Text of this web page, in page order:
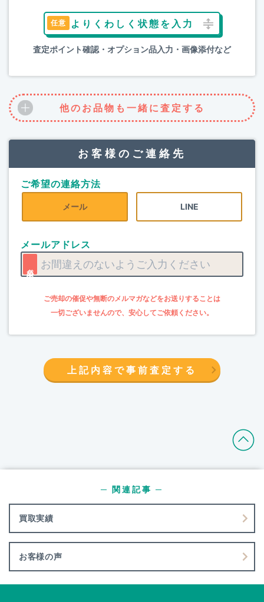
よりくわしく状態を入力
査定ポイント確認・オプション品入力・画像添付など
他のお品物も一緒に査定する
お客様のご連絡先
ご希望の連絡方法
メール LINE
メールアドレス
上記内容で事前査定する
買取実績
─ 関連記事 ─
お客様の声